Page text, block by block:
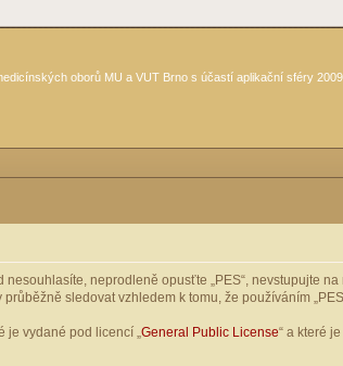
oborů MU a VUT Brno s účastí aplikační sféry
neprodleně opusťte „PES“, nevstupujte
sledovat vzhledem k tomu, že používáním
vydané pod licencí „ General Public License“ a které